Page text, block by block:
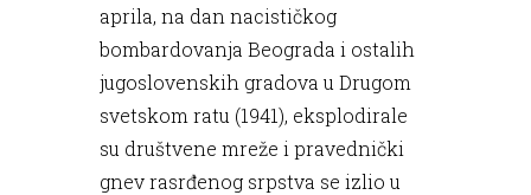
aprila, na dan nacističkog
bombardovanja Beograda i ostalih
jugoslovenskih gradova u Drugom
svetskom ratu (1941), eksplodirale
su društvene mreže i pravednički
gnev rasrđenog srpstva se izlio u